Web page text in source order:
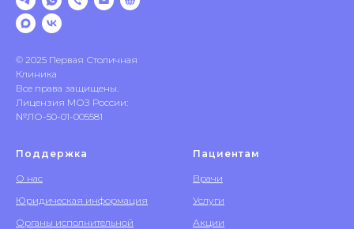
© 2025 Первая Столичная
Клиника
Все права защищены.
Лицензия МОЗ России:
№ЛО-50-01-005581
Поддержка
О нас
Юридическая информация
Органы исполнительной
Пациентам
Врачи
Услуги
Акции